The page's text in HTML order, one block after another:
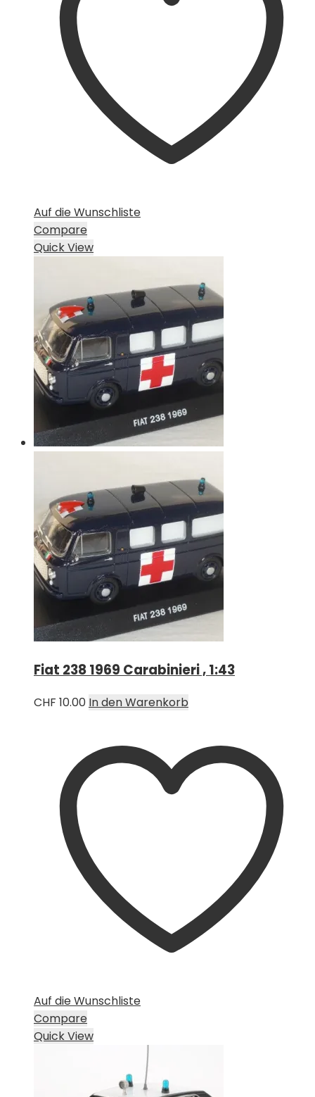
Auf die Wunschliste
Compare
Quick View
Fiat 238 1969 Carabinieri , 1:43
CHF 10.00 In den Warenkorb
Auf die Wunschliste
Compare
Quick View